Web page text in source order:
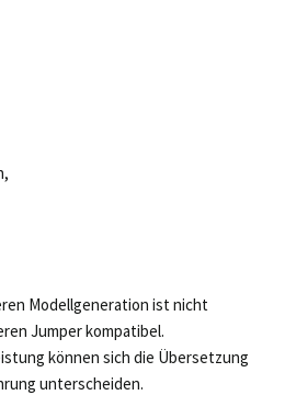
Modellgeneration ist nicht
Jumper kompatibel.
können sich die Übersetzung
unterscheiden.